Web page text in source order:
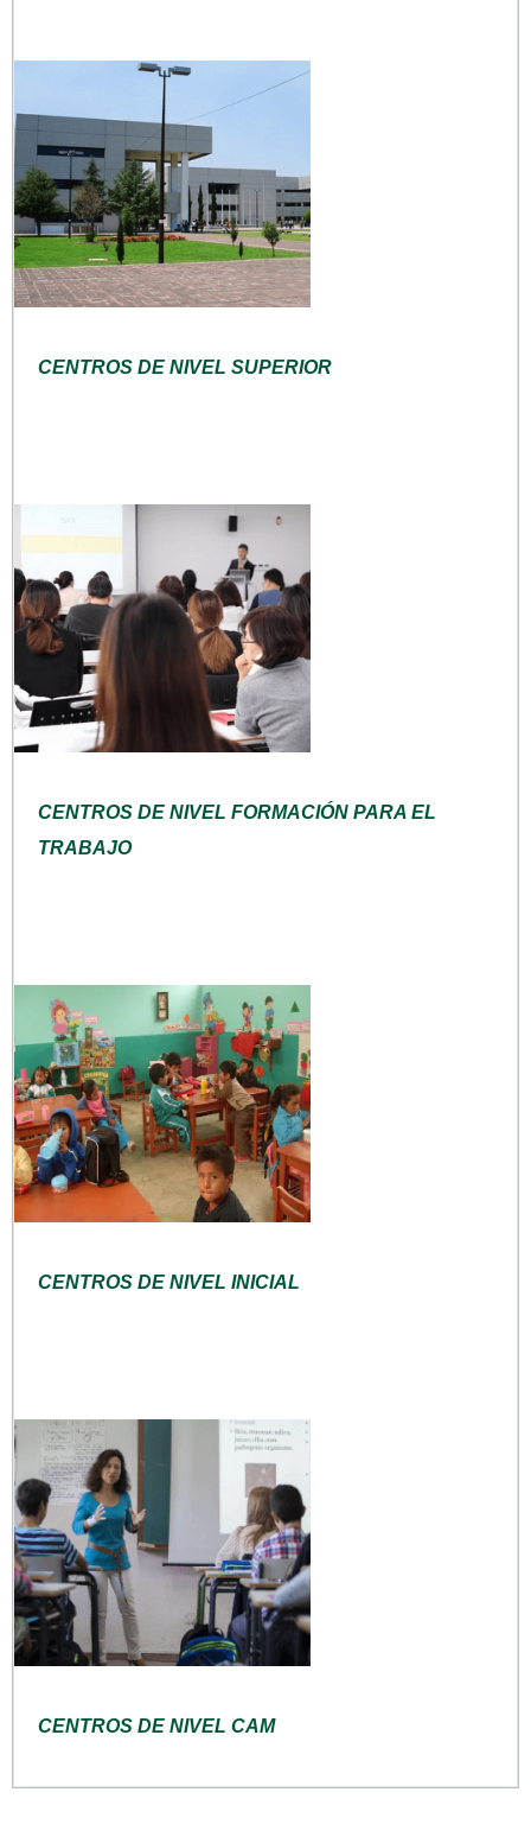
CENTROS DE NIVEL SUPERIOR
CENTROS DE NIVEL FORMACIÓN PARA EL
TRABAJO
CENTROS DE NIVEL INICIAL
CENTROS DE NIVEL CAM